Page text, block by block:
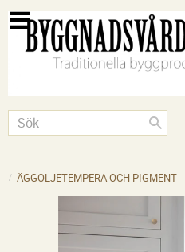
ÄGGOLJETEMPERA OCH PIGMENT